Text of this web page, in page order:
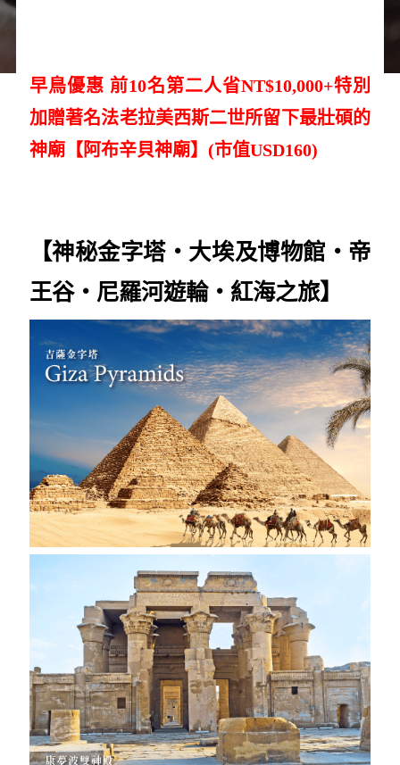
早鳥優惠 前10名第二人省NT$10,000+特別
加贈著名法老拉美西斯二世所留下最壯碩的
神廟【阿布辛貝神廟】(市值USD160)
【神秘金字塔‧大埃及博物館 ‧帝
王谷‧尼羅河遊輪‧紅海之旅】